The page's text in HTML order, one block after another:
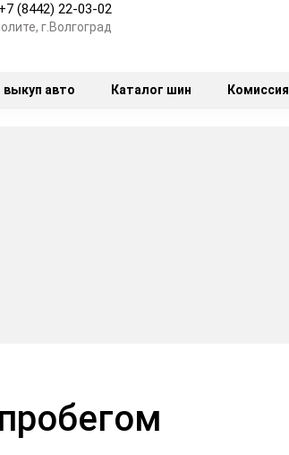
+7 (8442) 22-03-02
г.Волгоград
авто Каталог шин Комиссия